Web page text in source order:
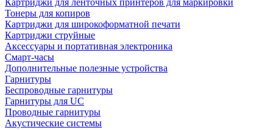
Картриджи для ленточных принтеров для маркировки
Тонеры для копиров
Картриджи для широкоформатной печати
Картриджи струйные
Аксессуары и портативная электроника
Смарт-часы
Дополнительные полезные устройства
Гарнитуры
Беспроводные гарнитуры
Гарнитуры для UC
Проводные гарнитуры
Акустические системы